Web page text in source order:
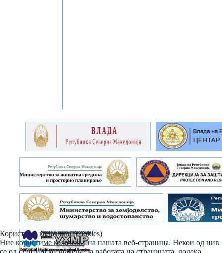
Користиме колачиња (cookies)
Ние користиме колачиња на нашата веб-страница. Некои од нив
се од суштинско значење за работата на страницата, додека